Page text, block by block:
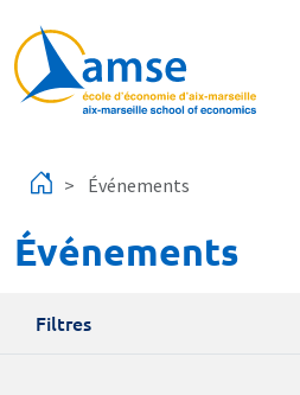
Événements
Événements
Filtres